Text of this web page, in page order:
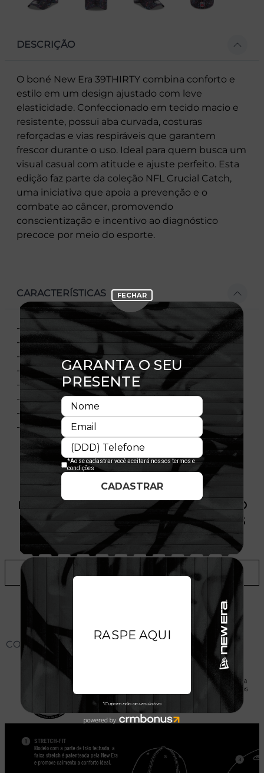
DESCRIÇÃO
O boné New Era 39THIRTY combina conforto e
estilo em um design ajustado com leve
elasticidade. Confeccionado em tecido macio e
resistente, possui aba curvada, costuras
reforçadas e vias respiráveis que garantem
frescor durante o uso. Ideal para quem busca um
visual casual com atitude e ajuste perfeito. Esta
edição faz parte da coleção NFL Crucial Catch,
uma iniciativa que apoia a prevenção e o
combate ao câncer, promovendo
conscientização e incentivo ao diagnóstico
precoce por meio do esporte.
CARACTERÍSTICAS
- Modelo Fechado com Stretch Fit
- Aba curva
- Copa estruturada
- Laterais com elastano
- Flag bordada no lado esquerdo
- Importado
- Licença Oficial
- Composição: 97% Poliéster 3% Elastano
PRODUTO SEM ESTOQUE DÍSPONÍVEL NO
SITE, CONSULTE A DISPONIBILIDADE NAS
LOJAS
ADICIONAR A LISTA DE DESEJOS
CONHEÇA O MODELO DO BONÉ